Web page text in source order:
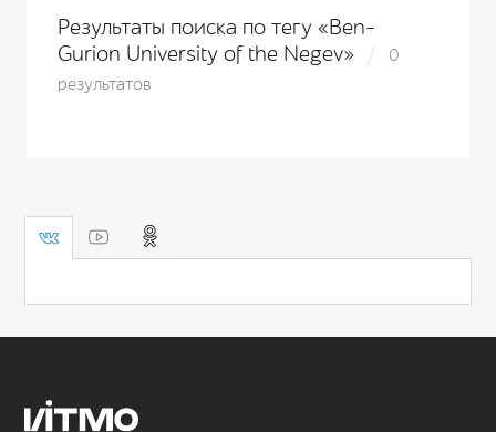
Результаты поиска по тегу «Ben-
Gurion University of the Negev»
0
результатов